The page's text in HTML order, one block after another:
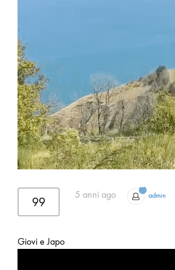
99 5 anni ago admin
Giovi e Japo